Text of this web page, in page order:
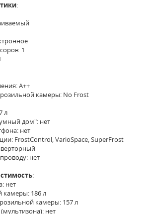
:
1
A++
камеры: No Frost
л
дом": нет
нет
FrostControl, VarioSpace, SuperFrost
нет
:
нет
186 л
камеры: 157 л
нет